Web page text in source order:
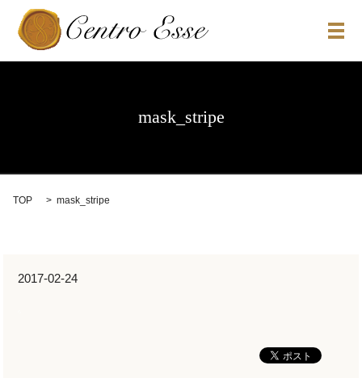
メ
mask_stripe
TOP mask_stripe
2017-02-24